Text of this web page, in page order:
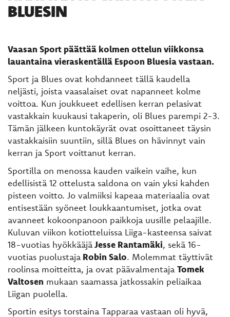
BLUESIN
Vaasan Sport päättää kolmen ottelun viikkonsa
lauantaina vieraskentällä Espoon Bluesia vastaan.
Sport ja Blues ovat kohdanneet tällä kaudella
neljästi, joista vaasalaiset ovat napanneet kolme
voittoa. Kun joukkueet edellisen kerran pelasivat
vastakkain kuukausi takaperin, oli Blues parempi 2-3.
Tämän jälkeen kuntokäyrät ovat osoittaneet täysin
vastakkaisiin suuntiin, sillä Blues on hävinnyt vain
kerran ja Sport voittanut kerran.
Sportilla on menossa kauden vaikein vaihe, kun
edellisistä 12 ottelusta saldona on vain yksi kahden
pisteen voitto. Jo valmiiksi kapeaa materiaalia ovat
entisestään syöneet loukkaantumiset, jotka ovat
avanneet kokoonpanoon paikkoja uusille pelaajille.
Kuluvan viikon kotiotteluissa Liiga-kasteensa saivat
18-vuotias hyökkääjä Jesse Rantamäki, sekä 16-
vuotias puolustaja Robin Salo. Molemmat täyttivät
roolinsa moitteitta, ja ovat päävalmentaja Tomek
Valtosen mukaan saamassa jatkossakin peliaikaa
Liigan puolella.
Sportin esitys torstaina Tapparaa vastaan oli hyvä,